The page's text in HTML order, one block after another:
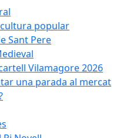
popular
Sant Pere
Vilamagore 2026
una parada al mercat